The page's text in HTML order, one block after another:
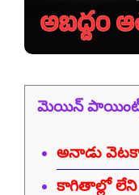
మెయిన్
అనాడు
కాగితాల్లో లేని